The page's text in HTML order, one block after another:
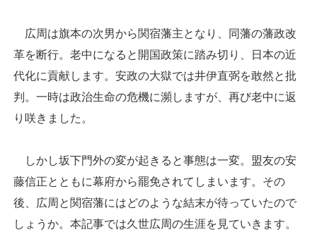
広周は旗本の次男から関宿藩主となり、同藩の藩政改
革を断行。老中になると開国政策に踏み切り、日本の近
代化に貢献します。安政の大獄では井伊直弼を敢然と批
判。一時は政治生命の危機に瀕しますが、再び老中に返
り咲きました。
しかし坂下門外の変が起きると事態は一変。盟友の安
藤信正とともに幕府から罷免されてしまいます。その
後、広周と関宿藩にはどのような結末が待っていたので
しょうか。本記事では久世広周の生涯を見ていきます。